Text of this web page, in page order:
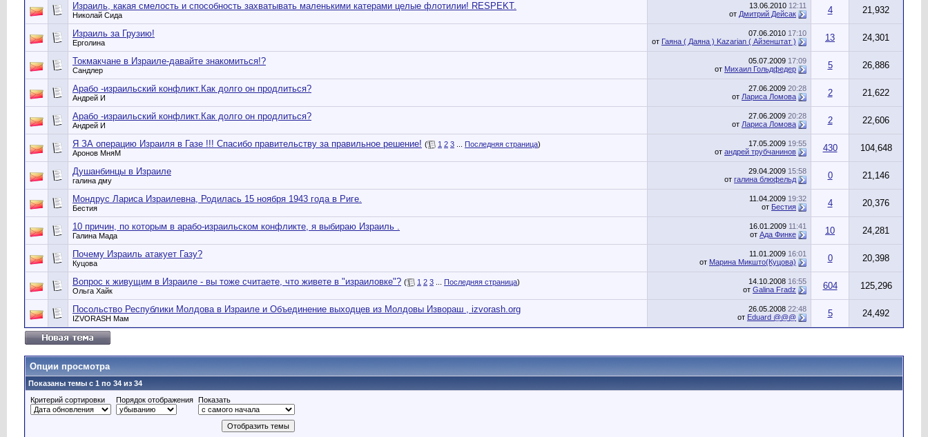
Израиль, какая смелость и способность захватывать маленькими катерами целые флотилии! RESPEKT.
Николай Сида
13.06.2010 12:11
от Дмитрий Дейсак 4 21,932
Израиль за Грузию!
Ерголина
07.06.2010 17:10
от Гаяна ( Даяна ) Kazarian ( Айзенштат ) 13 24,301
Токмакчане в Израиле-давайте знакомиться!?
Сандлер
05.07.2009 17:09
от Михаил Гольдфедер 5 26,886
Арабо -израильский конфликт.Как долго он продлиться?
Андрей И
27.06.2009 20:28
от Лариса Ломова 2 21,622
Арабо -израильский конфликт.Как долго он продлиться?
Андрей И
27.06.2009 20:28
от Лариса Ломова 2 22,606
Я ЗА операцию Израиля в Газе !!! Спасибо правительству за правильное решение! ( 1 2 3 Последняя страница)
Аронов МняМ
17.05.2009 19:55
от андрей трубчанинов 430 104,648
Душанбинцы в Израиле
галина дму
29.04.2009 15:58
от галина блюфельд 0 21,146
Мондрус Лариса Израилевна, Родилась 15 ноября 1943 года в Риге.
Бестия
11.04.2009 19:32
от Бестия 4 20,376
10 причин, по которым в арабо-израильском конфликте, я выбираю Израиль .
Галина Мада
16.01.2009 11:41
от Ада Финке 10 24,281
Почему Израиль атакует Газу?
Куцова
11.01.2009 16:01
от Марина Микшто(Куцова) 0 20,398
Вопрос к живущим в Израиле - вы тоже считаете, что живете в "израиловке"? ( 1 2 3 Последняя страница)
Ольга Хайк
14.10.2008 16:55
от Galina Fradz 604 125,296
Посольство Республики Молдова в Израиле и Объединение выходцев из Молдовы Извораш , izvorash.org
IZVORASH Мам
26.05.2008 22:48
от Eduard @@@ 5 24,492
Опции просмотра
Показаны темы с 1 по 34 из 34
Критерий сортировки
Порядок отображения Показать